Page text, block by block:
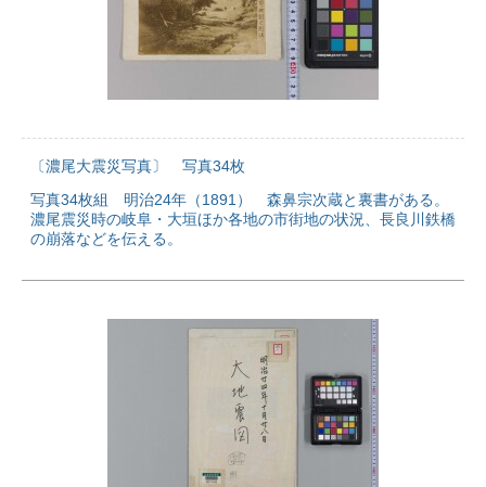
〔濃尾大震災写真〕 写真34枚
写真34枚組 明治24年（1891） 森鼻宗次蔵と裏書がある。
濃尾震災時の岐阜・大垣ほか各地の市街地の状況、長良川鉄橋
の崩落などを伝える。